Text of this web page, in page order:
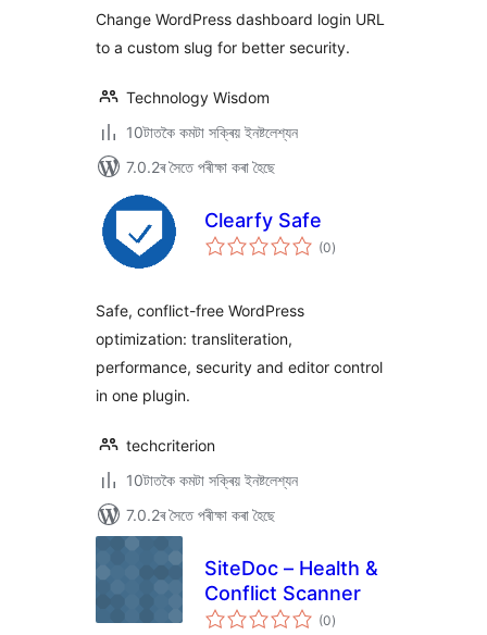
Change WordPress dashboard login URL
to a custom slug for better security.
Technology Wisdom
10টাতকৈ কমটা সক্ৰিয় ইনষ্টলেশ্যন
7.0.2ৰ সৈতে পৰীক্ষা কৰা হৈছে
Clearfy Safe
(0টা
মুঠ)
Safe, conflict-free WordPress
optimization: transliteration,
performance, security and editor control
in one plugin.
techcriterion
10টাতকৈ কমটা সক্ৰিয় ইনষ্টলেশ্যন
7.0.2ৰ সৈতে পৰীক্ষা কৰা হৈছে
SiteDoc – Health &
Conflict Scanner
(0টা
মুঠ)